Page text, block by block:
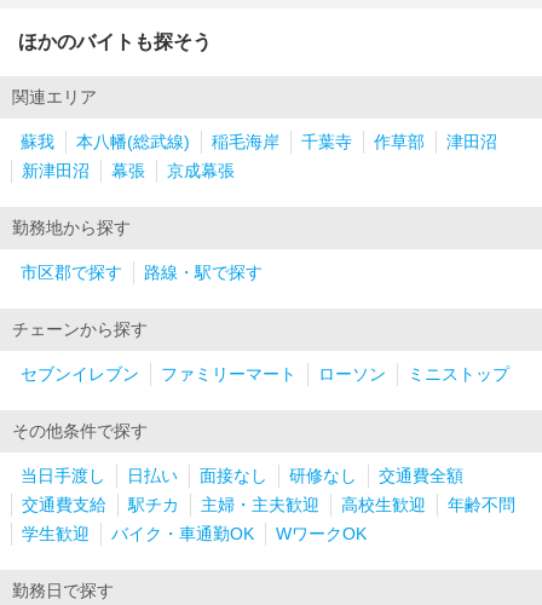
ほかのバイトも探そう
関連エリア
蘇我 本八幡(総武線) 稲毛海岸 千葉寺 作草部
津田沼
新津田沼
幕張 京成幕張
勤務地から探す
市区郡で探す 路線・駅で探す
チェーンから探す
セブンイレブン ファミリーマート ローソン ミニストップ
その他条件で探す
当日手渡し 日払い 面接なし 研修なし
交通費全額
交通費支給
駅チカ 主婦・主夫歓迎 高校生歓迎
年齢不問
学生歓迎
バイク・車通勤OK WワークOK
勤務日で探す